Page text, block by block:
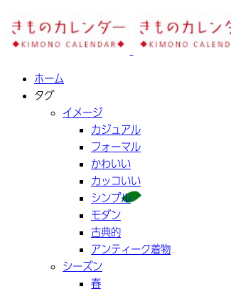
ホーム
タグ
イメージ
カジュアル
フォーマル
かわいい
カッコいい
シンプル
モダン
古典的
アンティーク着物
シーズン
春